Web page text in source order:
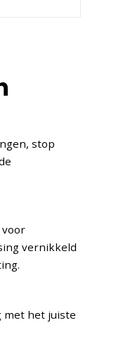
stop
voor
vernikkeld
met het juiste